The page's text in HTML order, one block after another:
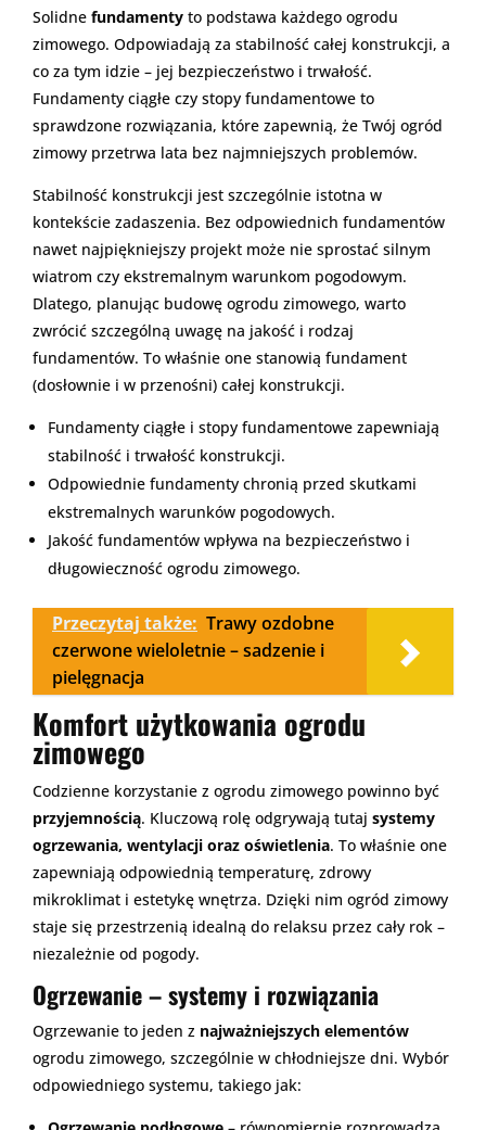
Solidne fundamenty to podstawa każdego ogrodu
zimowego. Odpowiadają za stabilność całej konstrukcji, a
co za tym idzie – jej bezpieczeństwo i trwałość.
Fundamenty ciągłe czy stopy fundamentowe to
sprawdzone rozwiązania, które zapewnią, że Twój ogród
zimowy przetrwa lata bez najmniejszych problemów.
Stabilność konstrukcji jest szczególnie istotna w
kontekście zadaszenia. Bez odpowiednich fundamentów
nawet najpiękniejszy projekt może nie sprostać silnym
wiatrom czy ekstremalnym warunkom pogodowym.
Dlatego, planując budowę ogrodu zimowego, warto
zwrócić szczególną uwagę na jakość i rodzaj
fundamentów. To właśnie one stanowią fundament
(dosłownie i w przenośni) całej konstrukcji.
Fundamenty ciągłe i stopy fundamentowe zapewniają
stabilność i trwałość konstrukcji.
Odpowiednie fundamenty chronią przed skutkami
ekstremalnych warunków pogodowych.
Jakość fundamentów wpływa na bezpieczeństwo i
długowieczność ogrodu zimowego.
Przeczytaj także: Trawy ozdobne
czerwone wieloletnie – sadzenie i
pielęgnacja
Komfort użytkowania ogrodu
zimowego
Codzienne korzystanie z ogrodu zimowego powinno być
przyjemnością. Kluczową rolę odgrywają tutaj systemy
ogrzewania, wentylacji oraz oświetlenia. To właśnie one
zapewniają odpowiednią temperaturę, zdrowy
mikroklimat i estetykę wnętrza. Dzięki nim ogród zimowy
staje się przestrzenią idealną do relaksu przez cały rok –
niezależnie od pogody.
Ogrzewanie – systemy i rozwiązania
Ogrzewanie to jeden z najważniejszych elementów
ogrodu zimowego, szczególnie w chłodniejsze dni. Wybór
odpowiedniego systemu, takiego jak: